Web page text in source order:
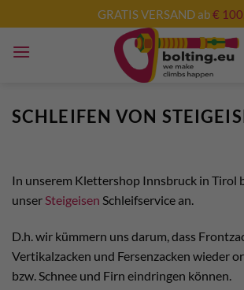
Inhalt
springen
GRATIS VERSAND ab€
SCHLEIFEN VON
In unserem Klettershop Innsbruck in Tirol
unserSteigeisen Schleifservice an.
D.h. wir kümmern uns darum, dass
Vertikalzacken und Fersenzacken wieder
bzw. Schnee und Firn eindringen können.